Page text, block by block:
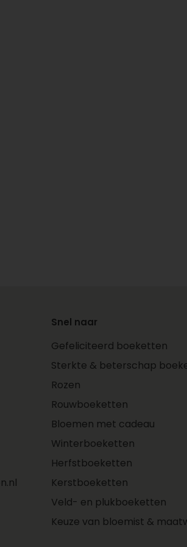
Snel naar
Gefeliciteerd boeketten
Sterkte & beterschap
Rozen
Rouwboeketten
Bloemen met cadeau
Winterboeketten
Herfstboeketten
Kerstboeketten
Veld- en plukboeketten
Keuze van bloemist &